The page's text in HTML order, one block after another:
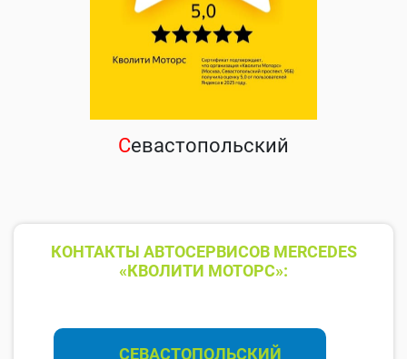
Севастопольский
КОНТАКТЫ АВТОСЕРВИСОВ MERCEDES
«КВОЛИТИ МОТОРС»:
СЕВАСТОПОЛЬСКИЙ